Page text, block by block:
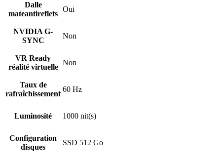
Dalle
mateantireflets
Oui
NVIDIA G-
SYNC
Non
VR Ready
réalité virtuelle
Non
Taux de
rafraîchissement
60 Hz
Luminosité 1000 nit(s)
Configuration
disques
SSD 512 Go